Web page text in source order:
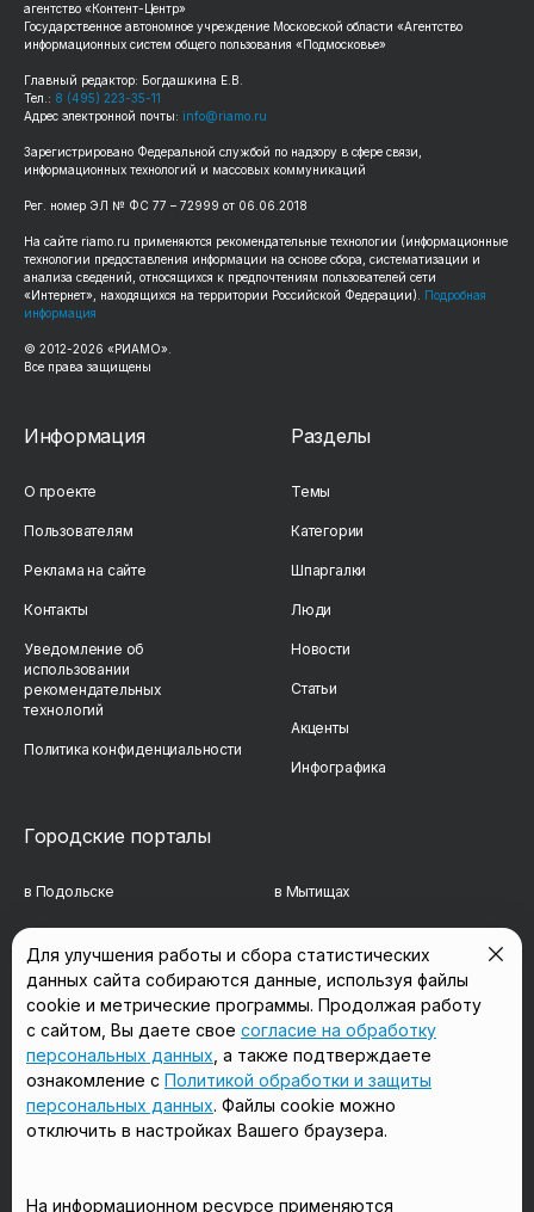
агентство «Контент-Центр»
Государственное автономное учреждение Московской области «Агентство
информационных систем общего пользования «Подмосковье»
Главный редактор: Богдашкина Е.В.
Тел.: 8 (495) 223-35-11
Адрес электронной почты: info@riamo.ru
Зарегистрировано Федеральной службой по надзору в сфере связи,
информационных технологий и массовых коммуникаций
Рег. номер ЭЛ № ФС 77 – 72999 от 06.06.2018
На сайте riamo.ru применяются рекомендательные технологии (информационные
технологии предоставления информации на основе сбора, систематизации и
анализа сведений, относящихся к предпочтениям пользователей сети
«Интернет», находящихся на территории Российской Федерации).
Подробная
информация
© 2012-2026 «РИАМО».
Все права защищены
Информация
О проекте
Пользователям
Реклама на сайте
Контакты
Уведомление об
использовании
рекомендательных
технологий
Политика конфиденциальности
Разделы
Темы
Категории
Шпаргалки
Люди
Новости
Статьи
Акценты
Инфографика
Городские порталы
в Подольске в Мытищах
в Сергиевом Посаде в Люберцах
в Красногорске в Королёве
в Домодедово в Щёлково
Мы в соцсетях
Для улучшения работы и сбора статистических
данных сайта собираются данные, используя файлы
cookie и метрические программы. Продолжая работу
с сайтом, Вы даете свое согласие на обработку
персональных данных , а также подтверждаете
ознакомление с Политикой обработки и защиты
персональных данных. Файлы cookie можно
отключить в настройках Вашего браузера.
На информационном ресурсе применяются